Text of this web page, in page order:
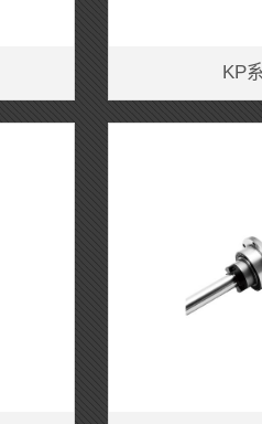
KP